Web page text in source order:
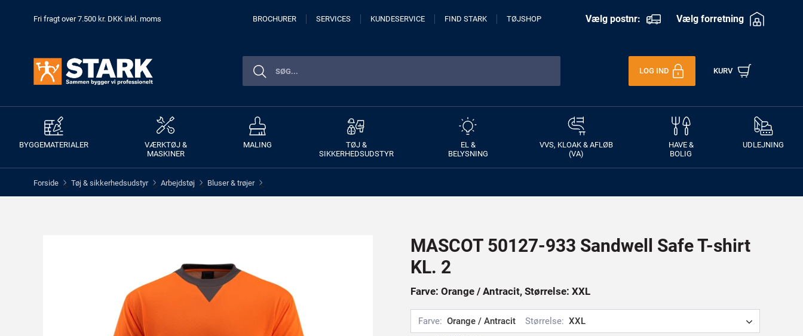
Fri fragt over 7.500 kr. DKK inkl. moms BROCHURER SERVICES KUNDESERVICE FIND STARK TØJSHOP Vælg postnr: Vælg forretning
LOG IND KURV
BYGGEMATERIALER
VÆRKTØJ &
MASKINER
MALING
TØJ &
SIKKERHEDSUDSTYR
EL &
BELYSNING
VVS, KLOAK & AFLØB
(VA)
HAVE &
BOLIG
UDLEJNING
Forside > Tøj & sikkerhedsudstyr > Arbejdstøj > Bluser & trøjer >
MASCOT 50127-933 Sandwell Safe T-shirt
KL. 2
Farve: Orange / Antracit, Størrelse: XXL
Farve: Orange / Antracit Størrelse: XXL